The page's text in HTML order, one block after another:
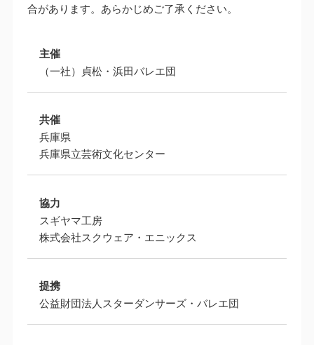
合があります。あらかじめご了承ください。
主催
（一社）貞松・浜田バレエ団
共催
兵庫県
兵庫県立芸術文化センター
協力
スギヤマ工房
株式会社スクウェア・エニックス
提携
公益財団法人スターダンサーズ・バレエ団